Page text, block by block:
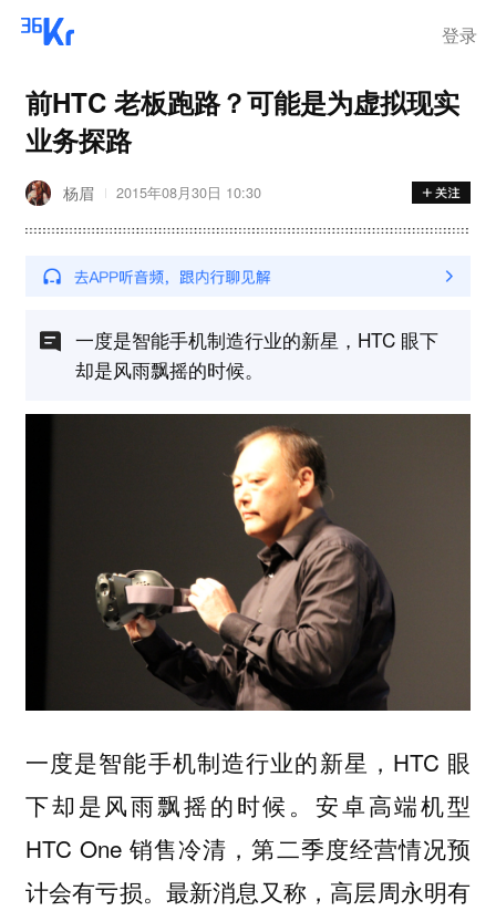
登录
前HTC 老板跑路？可能是为虚拟现实
业务探路
杨眉 2015年08月30日 10:30
一度是智能手机制造行业的新星，HTC 眼下
却是风雨飘摇的时候。
一度是智能手机制造行业的新星，HTC 眼
下却是风雨飘摇的时候。安卓高端机型
HTC One 销售冷清，第二季度经营情况预
计会有亏损。最新消息又称，高层周永明有